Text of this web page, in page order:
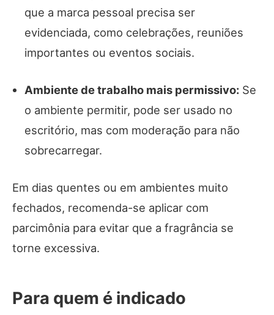
que a marca pessoal precisa ser
evidenciada, como celebrações, reuniões
importantes ou eventos sociais.
Ambiente de trabalho mais permissivo: Se
o ambiente permitir, pode ser usado no
escritório, mas com moderação para não
sobrecarregar.
Em dias quentes ou em ambientes muito
fechados, recomenda-se aplicar com
parcimônia para evitar que a fragrância se
torne excessiva.
Para quem é indicado